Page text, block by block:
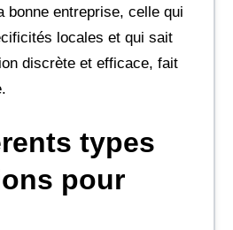
bonne entreprise, celle qui
locales et qui sait
discrète et efficace, fait
types
pour